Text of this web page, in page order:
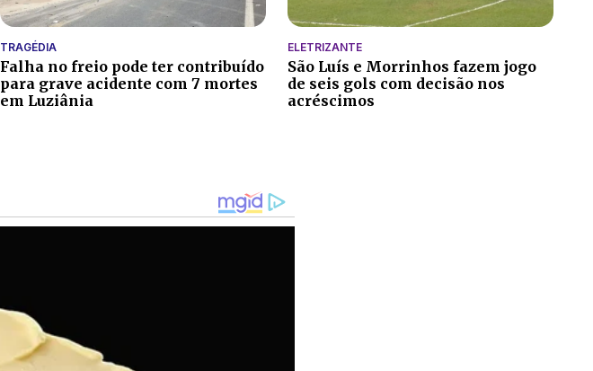
TRAGÉDIA
Falha no freio pode ter contribuído
para grave acidente com 7 mortes
em Luziânia
ELETRIZANTE
São Luís e Morrinhos fazem jogo
de seis gols com decisão nos
acréscimos